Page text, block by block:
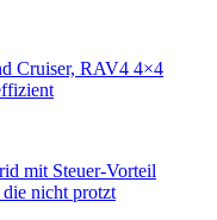
Cruiser, RAV4 4×4
mit Steuer-Vorteil
die nicht protzt